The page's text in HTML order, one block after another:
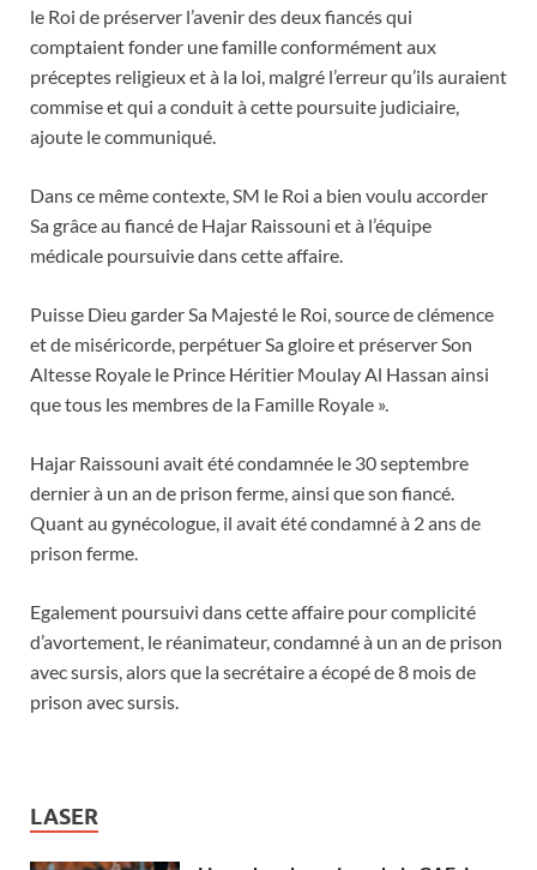
le Roi de préserver l’avenir des deux fiancés qui
comptaient fonder une famille conformément aux
préceptes religieux et à la loi, malgré l’erreur qu’ils auraient
commise et qui a conduit à cette poursuite judiciaire,
ajoute le communiqué.
Dans ce même contexte, SM le Roi a bien voulu accorder
Sa grâce au fiancé de Hajar Raissouni et à l’équipe
médicale poursuivie dans cette affaire.
Puisse Dieu garder Sa Majesté le Roi, source de clémence
et de miséricorde, perpétuer Sa gloire et préserver Son
Altesse Royale le Prince Héritier Moulay Al Hassan ainsi
que tous les membres de la Famille Royale ».
Hajar Raissouni avait été condamnée le 30 septembre
dernier à un an de prison ferme, ainsi que son fiancé.
Quant au gynécologue, il avait été condamné à 2 ans de
prison ferme.
Egalement poursuivi dans cette affaire pour complicité
d’avortement, le réanimateur, condamné à un an de prison
avec sursis, alors que la secrétaire a écopé de 8 mois de
prison avec sursis.
LASER